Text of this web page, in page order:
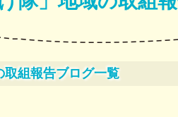
とは？
認知症カ
京都府・
ブログ
取組報告ブログ一覧